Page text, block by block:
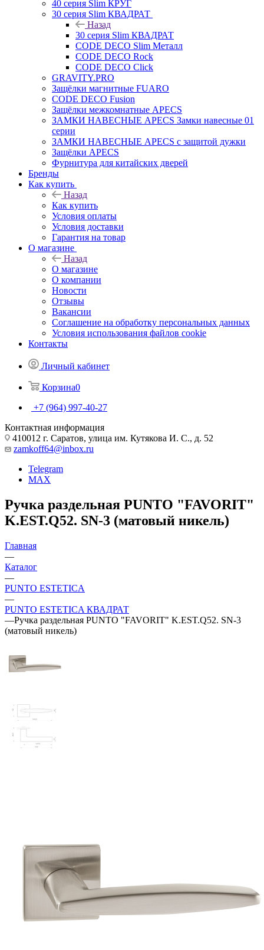
40 серия Slim КРУГ
30 серия Slim КВАДРАТ
Назад
30 серия Slim КВАДРАТ
CODE DECO Slim Металл
CODE DECO Rock
CODE DECO Click
GRAVITY.PRO
Защёлки магнитные FUARO
CODE DECO Fusion
Защёлки межкомнатные APECS
ЗАМКИ НАВЕСНЫЕ APECS Замки навесные 01
серии
ЗАМКИ НАВЕСНЫЕ APECS с защитой дужки
Защёлки APECS
Фурнитура для китайских дверей
Бренды
Как купить
Назад
Как купить
Условия оплаты
Условия доставки
Гарантия на товар
О магазине
Назад
О магазине
О компании
Новости
Отзывы
Вакансии
Соглашение на обработку персональных данных
Условия использования файлов cookie
Контакты
Личный кабинет
Корзина0
+7 (964) 997-40-27
Контактная информация
410012 г. Саратов, улица им. Кутякова И. С., д. 52
zamkoff64@inbox.ru
Telegram
MAX
Ручка раздельная PUNTO "FAVORIT"
K.EST.Q52. SN-3 (матовый никель)
Главная
—
Каталог
—
PUNTO ESTETICA
—
PUNTO ESTETICA КВАДРАТ
—Ручка раздельная PUNTO "FAVORIT" K.EST.Q52. SN-3
(матовый никель)